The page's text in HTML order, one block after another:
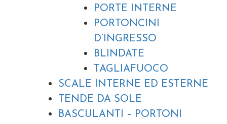
PORTE INTERNE
PORTONCINI
D’INGRESSO
BLINDATE
TAGLIAFUOCO
SCALE INTERNE ED ESTERNE
TENDE DA SOLE
BASCULANTI – PORTONI